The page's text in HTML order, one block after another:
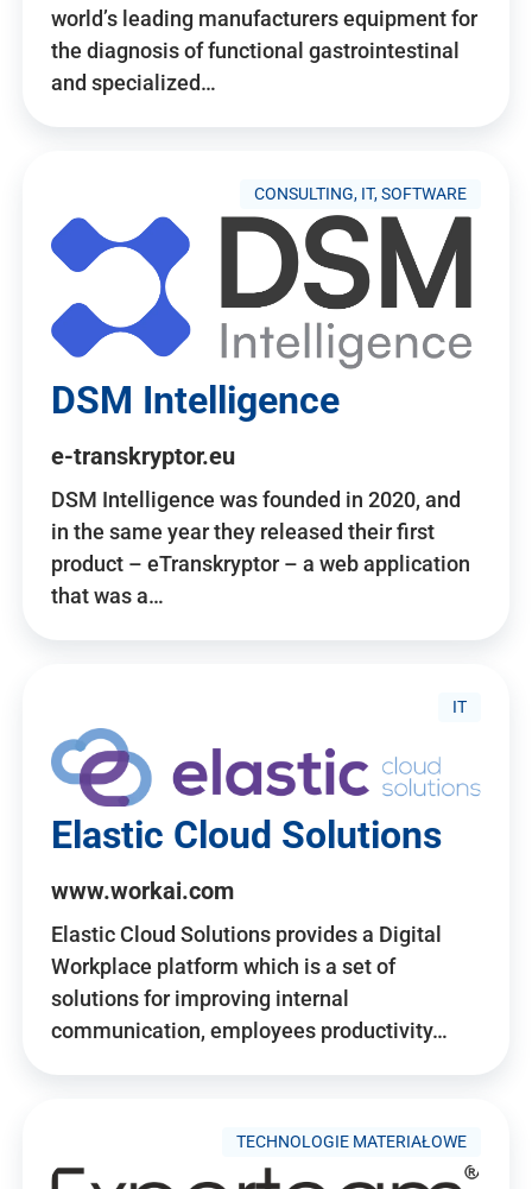
world’s leading manufacturers equipment for
the diagnosis of functional gastrointestinal
and specialized…
CONSULTING, IT, SOFTWARE
DSM Intelligence
e-transkryptor.eu
DSM Intelligence was founded in 2020, and
in the same year they released their first
product – eTranskryptor – a web application
that was a…
IT
Elastic Cloud Solutions
www.workai.com
Elastic Cloud Solutions provides a Digital
Workplace platform which is a set of
solutions for improving internal
communication, employees productivity…
TECHNOLOGIE MATERIAŁOWE